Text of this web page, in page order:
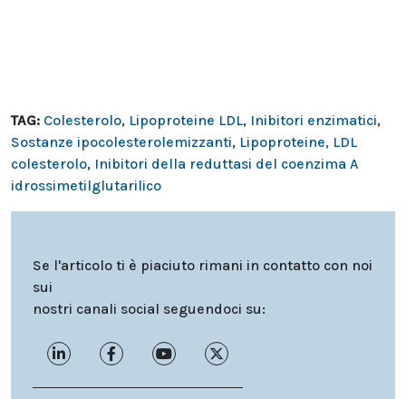
TAG: Colesterolo, Lipoproteine LDL, Inibitori enzimatici,
Sostanze ipocolesterolemizzanti, Lipoproteine, LDL
colesterolo, Inibitori della reduttasi del coenzima A
idrossimetilglutarilico
Se l'articolo ti è piaciuto rimani in contatto con noi
sui
nostri canali social seguendoci su: